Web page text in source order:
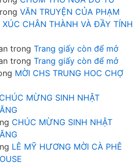
VĂN TRUYỆN CỦA PHẠM
CHÂN THÀNH VÀ ĐẦY TÍNH
trong Trang giấy còn để mở
trong Trang giấy còn để mở
MỜI CHS TRUNG HOC CHỢ
CHÚC MỪNG SINH NHẬT
CHÚC MỪNG SINH NHẬT
LÊ MỸ HƯƠNG MỜI CÀ PHÊ